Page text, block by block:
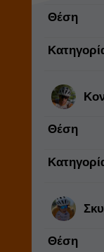
Θέση
Θέση
Θέση